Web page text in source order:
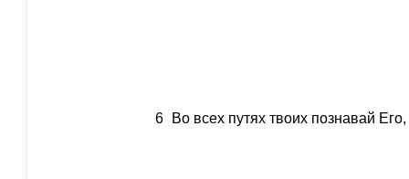
6 Во всех путях твоих познавай